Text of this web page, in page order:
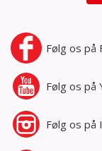
Følg os på
Følg os på
Følg os på